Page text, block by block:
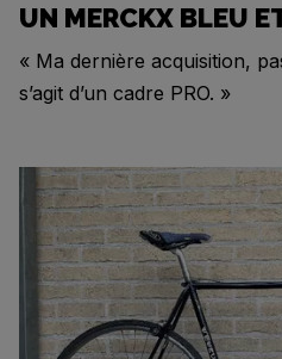
UN MERCKX BLEU
« Ma dernière acquisition,
s’agit d’un cadre PRO. »